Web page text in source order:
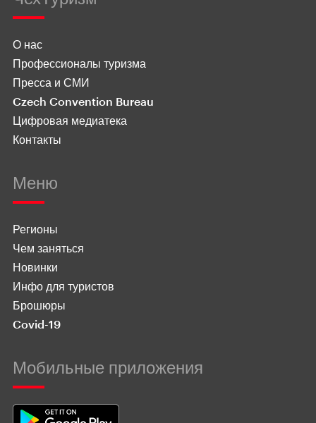
О нас
Профессионалы туризма
Пресса и СМИ
Czech Convention Bureau
Цифровая медиатека
Контакты
Меню
Регионы
Чем заняться
Новинки
Инфо для туристов
Брошюры
Covid-19
Мобильные приложения